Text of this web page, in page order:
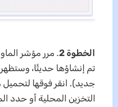
الخطوة 2
. مرر مؤشر
تم إنشاؤها حديثًا،
التخزين المحلية أو حدد